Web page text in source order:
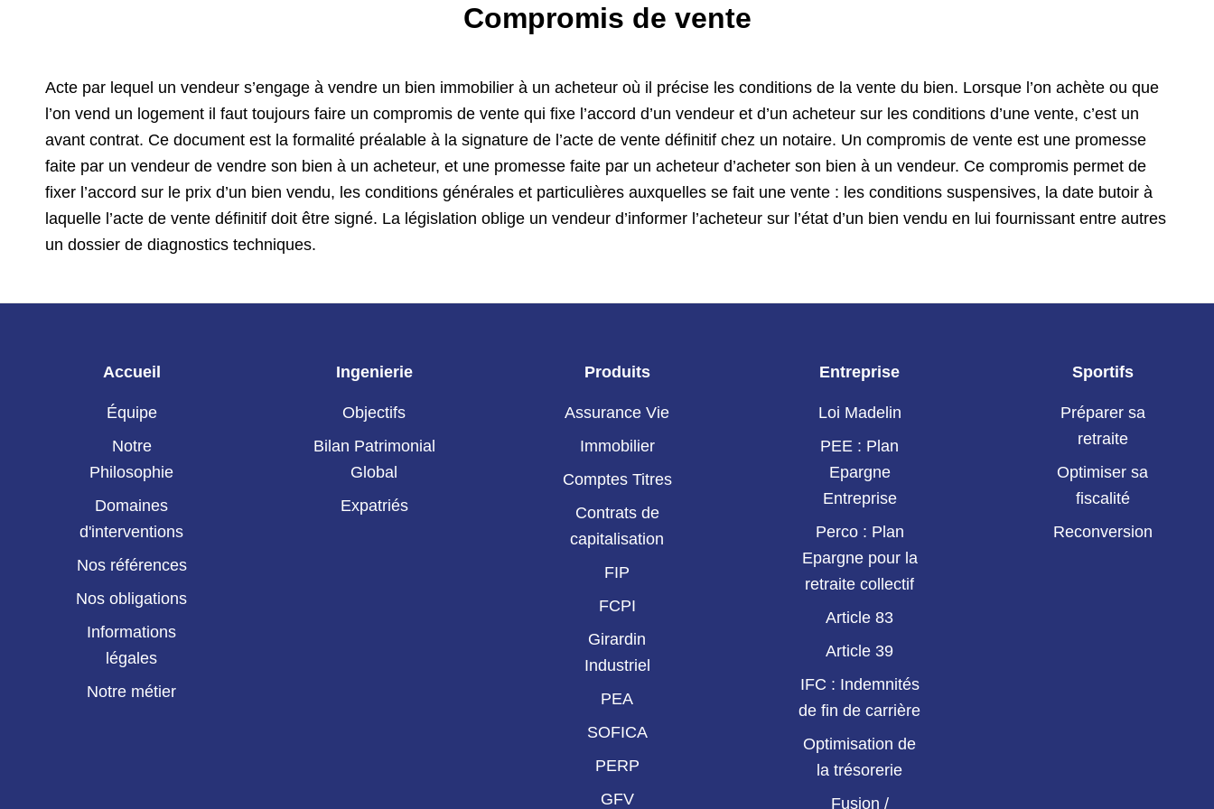
Compromis de vente
Acte par lequel un vendeur s’engage à vendre un bien immobilier à un acheteur où il précise les conditions de la vente du bien. Lorsque l’on achète ou que
l’on vend un logement il faut toujours faire un compromis de vente qui fixe l’accord d’un vendeur et d’un acheteur sur les conditions d’une vente, c’est un
avant contrat. Ce document est la formalité préalable à la signature de l’acte de vente définitif chez un notaire. Un compromis de vente est une promesse
faite par un vendeur de vendre son bien à un acheteur, et une promesse faite par un acheteur d’acheter son bien à un vendeur. Ce compromis permet de
fixer l’accord sur le prix d’un bien vendu, les conditions générales et particulières auxquelles se fait une vente : les conditions suspensives, la date butoir à
laquelle l’acte de vente définitif doit être signé. La législation oblige un vendeur d’informer l’acheteur sur l’état d’un bien vendu en lui fournissant entre autres
un dossier de diagnostics techniques.
Accueil
Équipe
Notre
Philosophie
Domaines
d'interventions
Nos références
Nos obligations
Informations
légales
Notre métier
Ingenierie
Objectifs
Bilan Patrimonial
Global
Expatriés
Produits
Assurance Vie
Immobilier
Comptes Titres
Contrats de
capitalisation
FIP
FCPI
Girardin
Industriel
PEA
SOFICA
PERP
GFV
Entreprise
Loi Madelin
PEE : Plan
Epargne
Entreprise
Perco : Plan
Epargne pour la
retraite collectif
Article 83
Article 39
IFC : Indemnités
de fin de carrière
Optimisation de
la trésorerie
Fusion /
Sportifs
Préparer sa
retraite
Optimiser sa
fiscalité
Reconversion